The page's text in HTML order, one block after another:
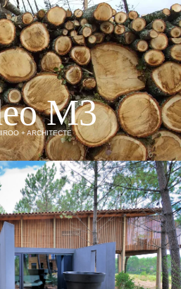
M3
+ ARCHITECTE